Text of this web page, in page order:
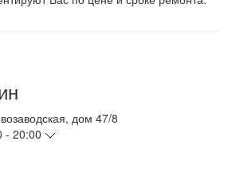
дом 47/8
- 20:00